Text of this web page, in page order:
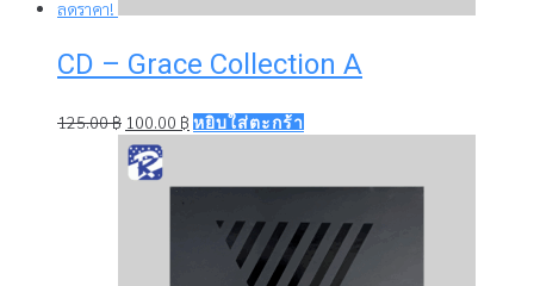
ลดราคา!
CD – Grace Collection A
125.00฿ Original
price
was:
100.00 ฿ Current
หยิบใส่ตะกร้า